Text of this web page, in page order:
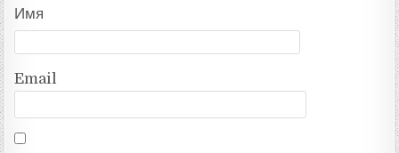
Имя
Email